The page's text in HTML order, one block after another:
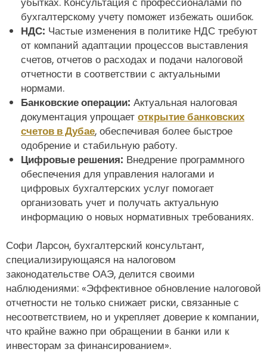
бухгалтерскому учету поможет избежать ошибок.
НДС: Частые изменения в политике НДС требуют
от компаний адаптации процессов выставления
счетов, отчетов о расходах и подачи налоговой
отчетности в соответствии с актуальными
нормами.
Банковские операции: Актуальная налоговая
документация упрощает открытие банковских
счетов в Дубае, обеспечивая более быстрое
одобрение и стабильную работу.
Цифровые решения: Внедрение программного
обеспечения для управления налогами и
цифровых бухгалтерских услуг помогает
организовать учет и получать актуальную
информацию о новых нормативных требованиях.
Софи Ларсон, бухгалтерский консультант,
специализирующаяся на налоговом
законодательстве ОАЭ, делится своими
наблюдениями: «Эффективное обновление налоговой
отчетности не только снижает риски, связанные с
несоответствием, но и укрепляет доверие к компании,
что крайне важно при обращении в банки или к
инвесторам за финансированием».